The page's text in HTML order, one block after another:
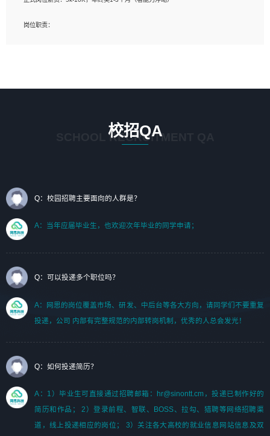
1、艺术设计类相关专业；（其中需求分析顾问不限专业）
岗位职责：
2. 熟悉 前端常用框架, 能独立完成设计给予的 UI 效果;
3. 有良好的代码习惯, 低级错误出现频率低;
7. 了解或熟悉 WebGL 及相关框架优先。
（岗位人员专职于行业应用解决方案、项目申报方案、投标方案的策划编写）
校招QA
SCHOOL RECRUITMENT QA
Q：校园招聘主要面向的人群是？
A：当年应届毕业生，也欢迎次年毕业的同学申请；
Q：可以投递多个职位吗？
A：网思的岗位覆盖市场、研发、中后台等各大方向，请同学们不要重复
投递，公司 内部有完整规范的内部转岗机制，优秀的人总会发光！
Q：如何投递简历？
A：1）毕业生可直接通过招聘邮箱：hr@sinontt.cm，投递已制作好的
简历和作品； 2）登录前程、智联、BOSS、拉勾、猎聘等网络招聘渠
道，线上投递相应的岗位； 3）关注各大高校的就业信息网站信息及双